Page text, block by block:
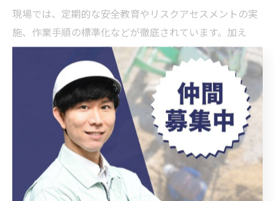
現場では、定期的な安全教育やリスクアセスメントの実
施、作業手順の標準化などが徹底されています。加え
て、ヒヤリ・ハット報告やKY活動（危険予知活動）な
ど、現場全体で安全意識を高める取組みが根付いていま
す。これにより、事故発生率の低減や労働環境の改善が
実現されています。
安全管理が徹底されていない現場では、重大事故や行政
指導のリスクが高まります。経験者だけでなく、新卒や
未経験者に対しても、現場での安全教育は入念に行われ
ており、全員が安心して働ける環境づくりが進められて